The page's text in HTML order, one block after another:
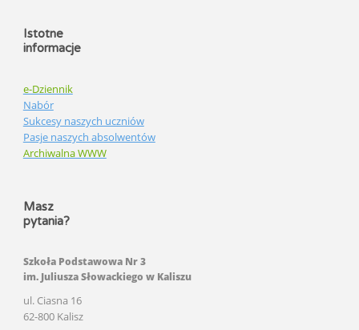
Istotne
informacje
e-Dziennik
Nabór
Sukcesy naszych uczniów
Pasje naszych absolwentów
Archiwalna WWW
Masz
pytania?
Szkoła Podstawowa Nr 3
im. Juliusza Słowackiego w Kaliszu
ul. Ciasna 16
62-800 Kalisz